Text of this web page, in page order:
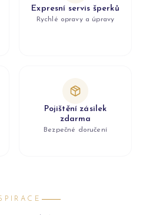
Expresní servis šperků
Rychlé opravy a úpravy
Pojištění zásilek
zdarma
Bezpečné doručení